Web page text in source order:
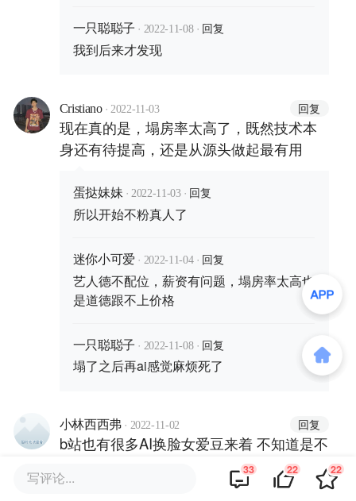
一只聪聪子 · 2022-11-08 · 回复
我到后来才发现
Cristiano · 2022-11-03 回复
现在真的是，塌房率太高了，既然技术本
身还有待提高，还是从源头做起最有用
蛋挞妹妹 · 2022-11-03 · 回复
所以开始不粉真人了
迷你小可爱 · 2022-11-04 · 回复
艺人德不配位，薪资有问题，塌房率太高也
是道德跟不上价格
一只聪聪子 · 2022-11-08 · 回复
塌了之后再ai感觉麻烦死了
小林西西弗 · 2022-11-02 回复
b站也有很多AI换脸女爱豆来着 不知道是不
写评论... 33 22 22